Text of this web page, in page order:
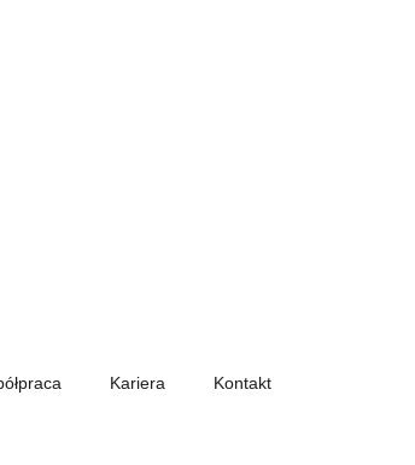
Kariera Kontakt